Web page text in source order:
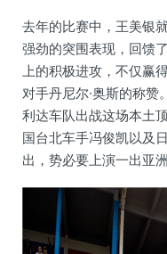
去年的比赛中，王美银
强劲的突围表现，回馈
上的积极进攻，不仅赢
对手丹尼尔·奥斯的称
利达车队出战这场本土
国台北车手冯俊凯以及
出，势必要上演一出亚洲